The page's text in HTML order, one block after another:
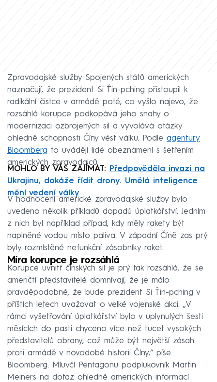
Zpravodajské služby Spojených států amerických
naznačují, že prezident Si Ťin-pching přistoupil k
radikální čistce v armádě poté, co vyšlo najevo, že
rozsáhlá korupce podkopává jeho snahy o
modernizaci ozbrojených sil a vyvolává otázky
ohledně schopnosti Číny vést válku. Podle agentury
Bloomberg to uvádějí lidé obeznámení s šetřením
amerických zpravodajců.
MOHLO BY VÁS ZAJÍMAT:
Předpověděla invazi na
Ukrajinu, dokáže řídit drony. Umělá inteligence
mění vedení války
V hodnocení americké zpravodajské služby bylo
uvedeno několik příkladů dopadů úplatkářství. Jedním
z nich byl například případ, kdy měly rakety být
naplněné vodou místo paliva. V západní Číně zas prý
byly rozmístěné nefunkční zásobníky raket.
Míra korupce je rozsáhlá
Korupce uvnitř čínských sil je prý tak rozsáhlá, že se
američtí představitelé domnívají, že je málo
pravděpodobné, že bude prezident Si Ťin-pching v
příštích letech uvažovat o velké vojenské akci. „V
rámci vyšetřování úplatkářství bylo v uplynulých šesti
měsících do pasti chyceno více než tucet vysokých
představitelů obrany, což může být největší zásah
proti armádě v novodobé historii Číny,“ píše
Bloomberg. Mluvčí Pentagonu podplukovník Martin
Meiners na dotaz ohledně amerických informací